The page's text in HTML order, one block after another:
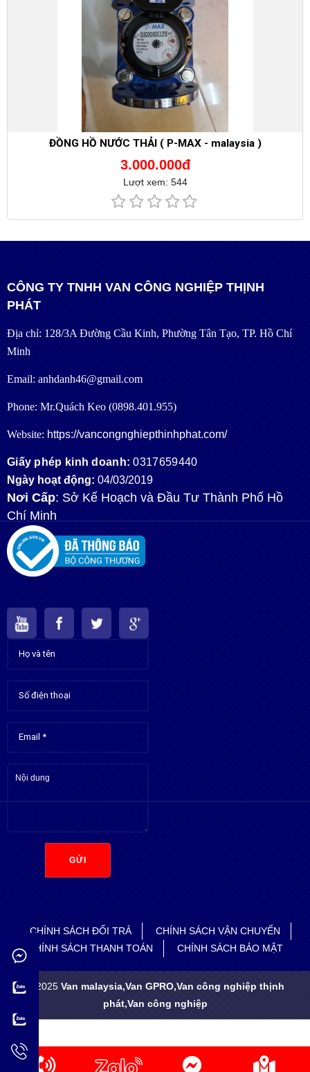
ĐỒNG HỒ NƯỚC THẢI ( P-MAX - malaysia )
3.000.000đ
Lượt xem: 544
CÔNG TY TNHH VAN CÔNG NGHIỆP THỊNH
PHÁT
Địa chỉ: 128/3A Đường Cầu Kinh, Phường Tân Tạo, TP. Hồ Chí
Minh
Email: anhdanh46@gmail.com
Phone: Mr.Quách Keo (0898.401.955)
Website: https://vancongnghiepthinhphat.com/
Giấy phép kinh doanh: 0317659440
Ngày hoạt động: 04/03/2019
Nơi Cấp: Sở Kế Hoạch và Đầu Tư Thành Phố Hồ
Chí Minh
GỬI
CHÍNH SÁCH ĐỔI TRẢ
CHÍNH SÁCH VẬN CHUYỂN
CHÍNH SÁCH THANH TOÁN
CHÍNH SÁCH BẢO MẬT
© 2025 Van malaysia,Van GPRO,Van công nghiệp thịnh
phát,Van công nghiệp